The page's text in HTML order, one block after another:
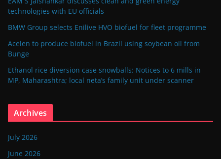
technologies with EU officials
BMW Group selects Enilive HVO biofuel for fleet programme
Acelen to produce biofuel in Brazil using soybean oil from
Bunge
Ethanol rice diversion case snowballs: Notices to 6 mills in
MP, Maharashtra; local neta’s family unit under scanner
Archives
July 2026
June 2026